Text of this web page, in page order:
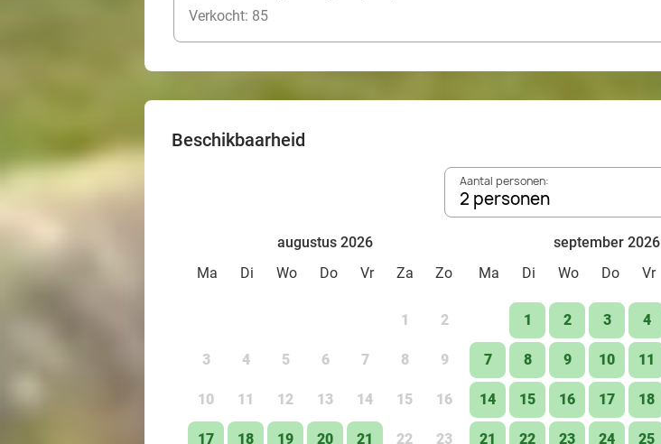
Verkocht: 85
Beschikbaarheid
Aantal personen:
2 personen
augustus 2026
Ma
Di Wo Do Vr Za Zo
1 2
3 4 5 6 7 8 9
10 11 12 13 14 15 16
17 18 19 20 21 22 23
september 2026
Ma
Di Wo Do Vr
1 2 3 4
7 8 9 10 11
14 15 16 17 18
21 22 23 24 25